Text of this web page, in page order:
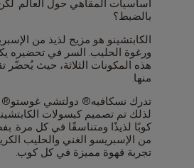
أساسيات المقاهي حول العالم. لكن
بالضبط؟
الكابتشينو هو مزيج لذيذ من
ورغوة الحليب. السر في تحضيره
هذه المكونات الثلاثة، حيث يُحضّر
منها.
تدرك نسكافيه® دولتشي غوستو®
لذلك تم تصميم كبسولات
كوبًا لذيذًا ومتناسقًا في كل مرة.
من الإسبريسو الغني والحليب
تجربة قهوة مميزة في كل كوب.